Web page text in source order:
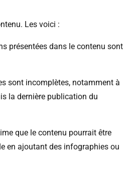
Les voici :
présentées dans le contenu sont
sont incomplètes, notamment à
la dernière publication du
que le contenu pourrait être
en ajoutant des infographies ou